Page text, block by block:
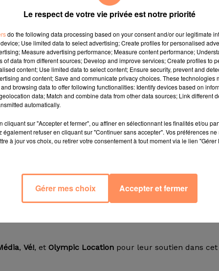
n’êtes pas près d’oublier ! Le 6 mai prochain, notre
un lieu exceptionnel : l’hôtel nhow Marseille, perché au-
🌊.
nous fera vibrer avec ses plus grands succès et son
et modernité avec un style unique, entre élégance
émotion, groove et tubes intergénérationnels.
nouvelle :
Star
, rencontrer les artistes, ou encore repartir avec des
, Vé!, et Olympic Location pour leur soutien dans cet
Le respect de votre vie privée est notre priorité
do the following data processing based on your consent and/or our legitimate
Use limited data to select advertising; Create profiles for personalised
Measure advertising performance; Measure content performance;
of data from different sources; Develop and improve services; Create profiles to
content; Use limited data to select content; Ensure security, prevent and
and content; Save and communicate privacy choices. These technologies
browsing data to offer following functionalities: Identify devices based on
data; Match and combine data from other data sources; Link different
automatically.
cliquant sur "Accepter et fermer", ou affiner en sélectionnant les finalités et/ou
également refuser en cliquant sur "Continuer sans accepter". Vos préférences
à jour vos choix, ou retirer votre consentement à tout moment via le lien
Gérer mes choix Accepter et fermer